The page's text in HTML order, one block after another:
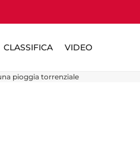
CLASSIFICA VIDEO
pioggia torrenziale